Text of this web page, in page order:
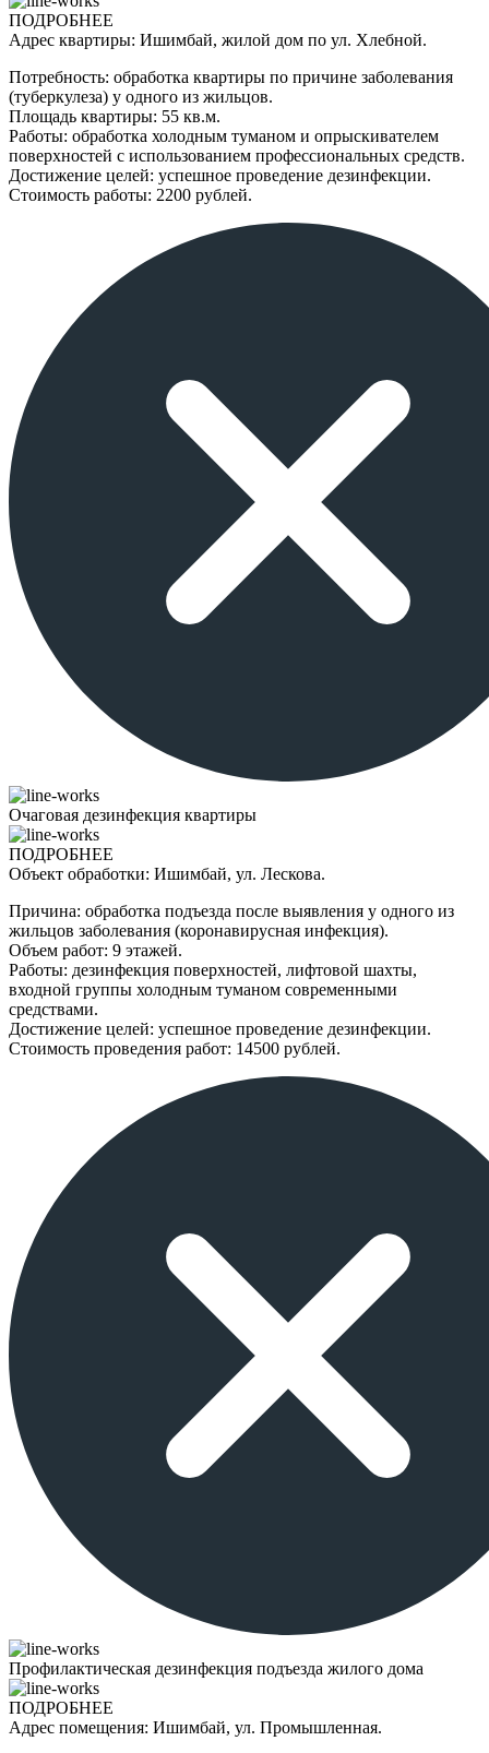
ПОДРОБНЕЕ
Адрес квартиры: Ишимбай, жилой дом по ул. Хлебной.
Потребность: обработка квартиры по причине заболевания
(туберкулеза) у одного из жильцов.
Площадь квартиры: 55 кв.м.
Работы: обработка холодным туманом и опрыскивателем
поверхностей с использованием профессиональных средств.
Достижение целей: успешное проведение дезинфекции.
Стоимость работы: 2200 рублей.
Очаговая дезинфекция квартиры
ПОДРОБНЕЕ
Объект обработки: Ишимбай, ул. Лескова.
Причина: обработка подъезда после выявления у одного из
жильцов заболевания (коронавирусная инфекция).
Объем работ: 9 этажей.
Работы: дезинфекция поверхностей, лифтовой шахты,
входной группы холодным туманом современными
средствами.
Достижение целей: успешное проведение дезинфекции.
Стоимость проведения работ: 14500 рублей.
Профилактическая дезинфекция подъезда жилого дома
ПОДРОБНЕЕ
Адрес помещения: Ишимбай, ул. Промышленная.